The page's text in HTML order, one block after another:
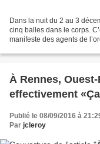
Dans la nuit du 2 au 3
cinq balles dans le corps.
manifeste des agents de
À Rennes,
effectivement
Publié le 08/09/2016 à
Par jcleroy